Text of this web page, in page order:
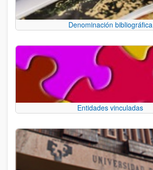
Denominación bibliográfica
Entidades vinculadas